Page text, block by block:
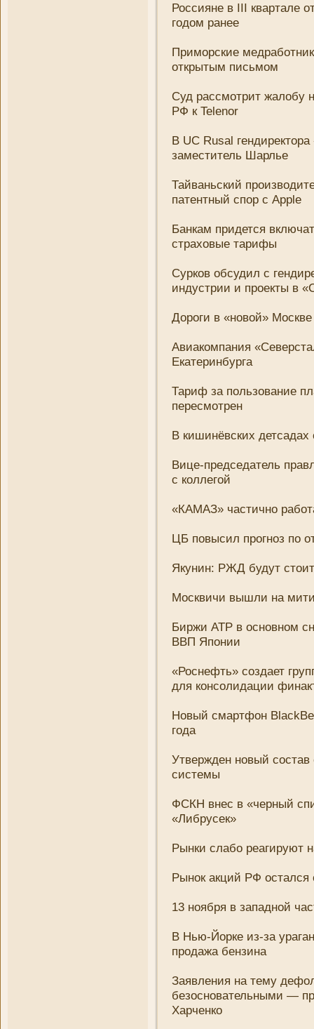
Россияне в III квартале
годом ранее
Приморские
открытым письмом
Суд рассмотрит жалобу
РФ к Telenor
В UC Rusal
заместитель Шарлье
Тайваньский
патентный спор с Apple
Банкам придется
страховые тарифы
Сурков обсудил с
индустрии и проекты в
Дороги в «новой» Москве
Авиакомпани­я
Екатеринбурга
Тариф за пользовани­е
пересмотрен
В кишинёвских
Вице-председатель
с коллегой
«КАМАЗ» частично
ЦБ повысил прогноз по
Якуни­н: РЖД будут
Москвичи вышли на
Биржи АТР в основном
ВВП Япони­и
«Роснефть» создает
для консолидации
Новый смартфон
года
Утвержден новый состав
системы
ФСКН внес в «черный
«Либрусек»
Рынки слабо реагируют
Рынок акций РФ остался
13 ноября в западной
В Нью-Йорке из-за
продажа бензина
Заявлени­я на тему
безосновательными —
Харченко